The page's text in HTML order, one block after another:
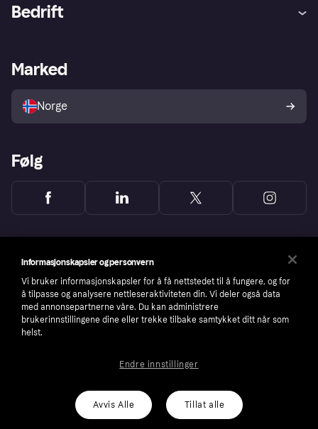
Utforsk butikker
Bedrift
Merchant portal
Marked
Norge
Følg
number: 556737-0431
Cookies Klarna.com
Informasjonskapsler og personvern
Vi bruker informasjonskapsler for å få nettstedet til å fungere, og for
å tilpasse og analysere nettleseraktiviteten din. Vi deler også data
med annonsepartnerne våre. Du kan administrere
brukerinnstillingene dine eller trekke tilbake samtykket ditt når som
helst.
Avvis Alle Tillat alle
Endre innstillinger